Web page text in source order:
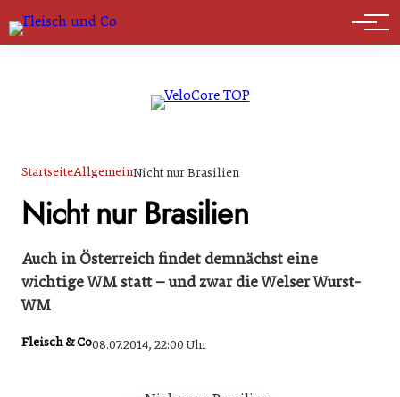
Marktführer
StartseiteAllgemeinNicht nur Brasilien
Nicht nur Brasilien
Auch in Österreich findet demnächst eine
wichtige WM statt – und zwar die Welser Wurst-
WM
Fleisch & Co08.07.2014, 22:00 Uhr